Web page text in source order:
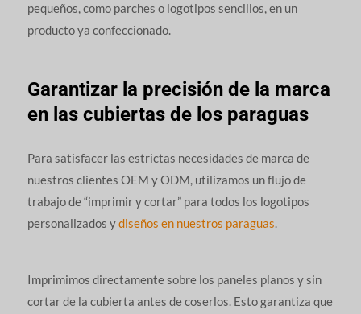
pequeños, como parches o logotipos sencillos, en un
producto ya confeccionado.
Garantizar la precisión de la marca
en las cubiertas de los paraguas
Para satisfacer las estrictas necesidades de marca de
nuestros clientes OEM y ODM, utilizamos un flujo de
trabajo de “imprimir y cortar” para todos los logotipos
personalizados ydiseños en nuestros paraguas.
Imprimimos directamente sobre los paneles planos y sin
cortar de la cubierta antes de coserlos. Esto garantiza que